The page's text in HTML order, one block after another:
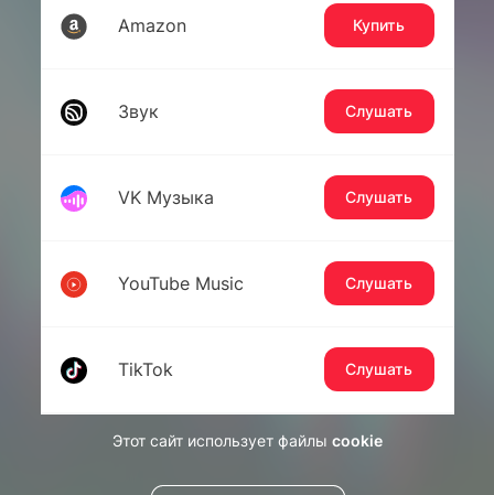
Amazon Купить
Звук Слушать
VK Музыка Слушать
YouTube Music Слушать
TikTok Слушать
Этот сайт использует файлы cookie